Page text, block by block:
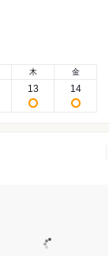
木
13
金
14